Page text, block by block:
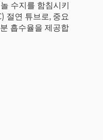
수지를 함침시키
절연 튜브로, 중요
흡수율을 제공합